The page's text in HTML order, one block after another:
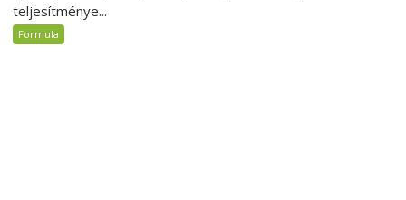
teljesítménye...
Formula